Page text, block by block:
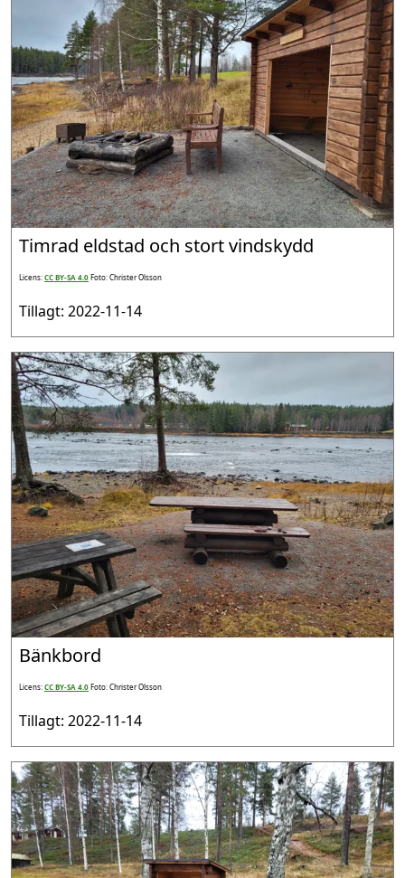
Timrad eldstad och stort vindskydd
Licens:CC BY-SA 4.0Foto: Christer Olsson
Tillagt: 2022-11-14
Bänkbord
Licens:CC BY-SA 4.0 Foto: Christer Olsson
Tillagt: 2022-11-14